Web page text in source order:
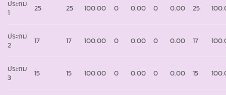
ประถม
1
25 25 100.00 0 0.00 0 0.00 25
ประถม
2
17 17 100.00 0 0.00 0 0.00 17
ประถม
3
15 15 100.00 0 0.00 0 0.00 15